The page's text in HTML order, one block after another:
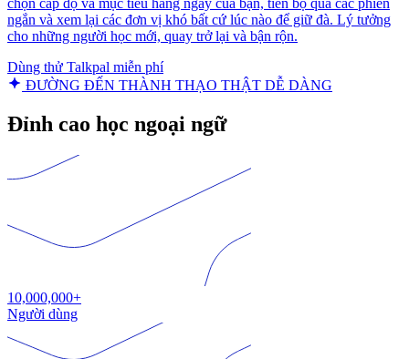
chọn cấp độ và mục tiêu hàng ngày của bạn, tiến bộ qua các phiên
ngắn và xem lại các đơn vị khó bất cứ lúc nào để giữ đà. Lý tưởng
cho những người học mới, quay trở lại và bận rộn.
Dùng thử Talkpal miễn phí
ĐƯỜNG ĐẾN THÀNH THẠO THẬT DỄ DÀNG
Đỉnh cao học ngoại ngữ
10,000,000+
Người dùng